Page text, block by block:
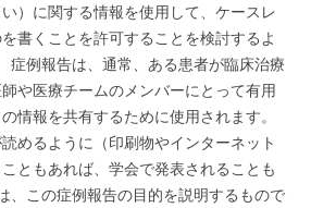
）に関する情報を使用して、ケースレ
書くことを許可することを検討するよ
症例報告は、通常、ある患者が臨床治療
や医療チームのメンバーにとって有用
情報を共有するために使用されます。
めるように（印刷物やインターネット
ともあれば、学会で発表されることも
、この症例報告の目的を説明するもので